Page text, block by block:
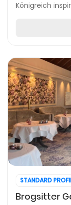
Königreich
STANDARD
Brogsitter